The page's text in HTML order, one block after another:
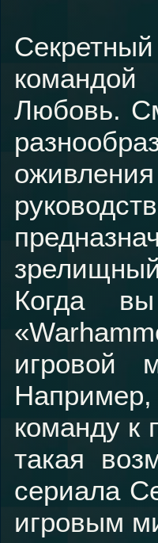
Любовь.
Когда
игровой
команду к
такая
сериала
игровым